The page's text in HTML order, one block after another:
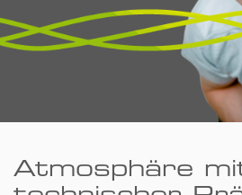
Atmosphäre